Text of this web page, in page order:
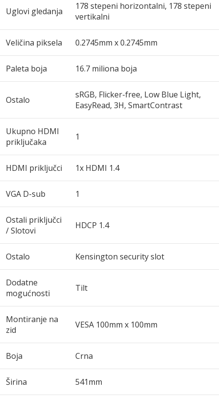
Uglovi gledanja
178 stepeni horizontalni, 178 stepeni
vertikalni
Veličina piksela 0.2745mm x 0.2745mm
Paleta boja 16.7 miliona boja
Ostalo
sRGB, Flicker-free, Low Blue Light,
EasyRead, 3H, SmartContrast
Ukupno HDMI
priključaka
1
HDMI priključci 1x HDMI 1.4
VGA D-sub 1
Ostali priključci
/ Slotovi
HDCP 1.4
Ostalo Kensington security slot
Dodatne
mogućnosti
Tilt
Montiranje na
zid
VESA 100mm x 100mm
Boja Crna
Širina 541mm